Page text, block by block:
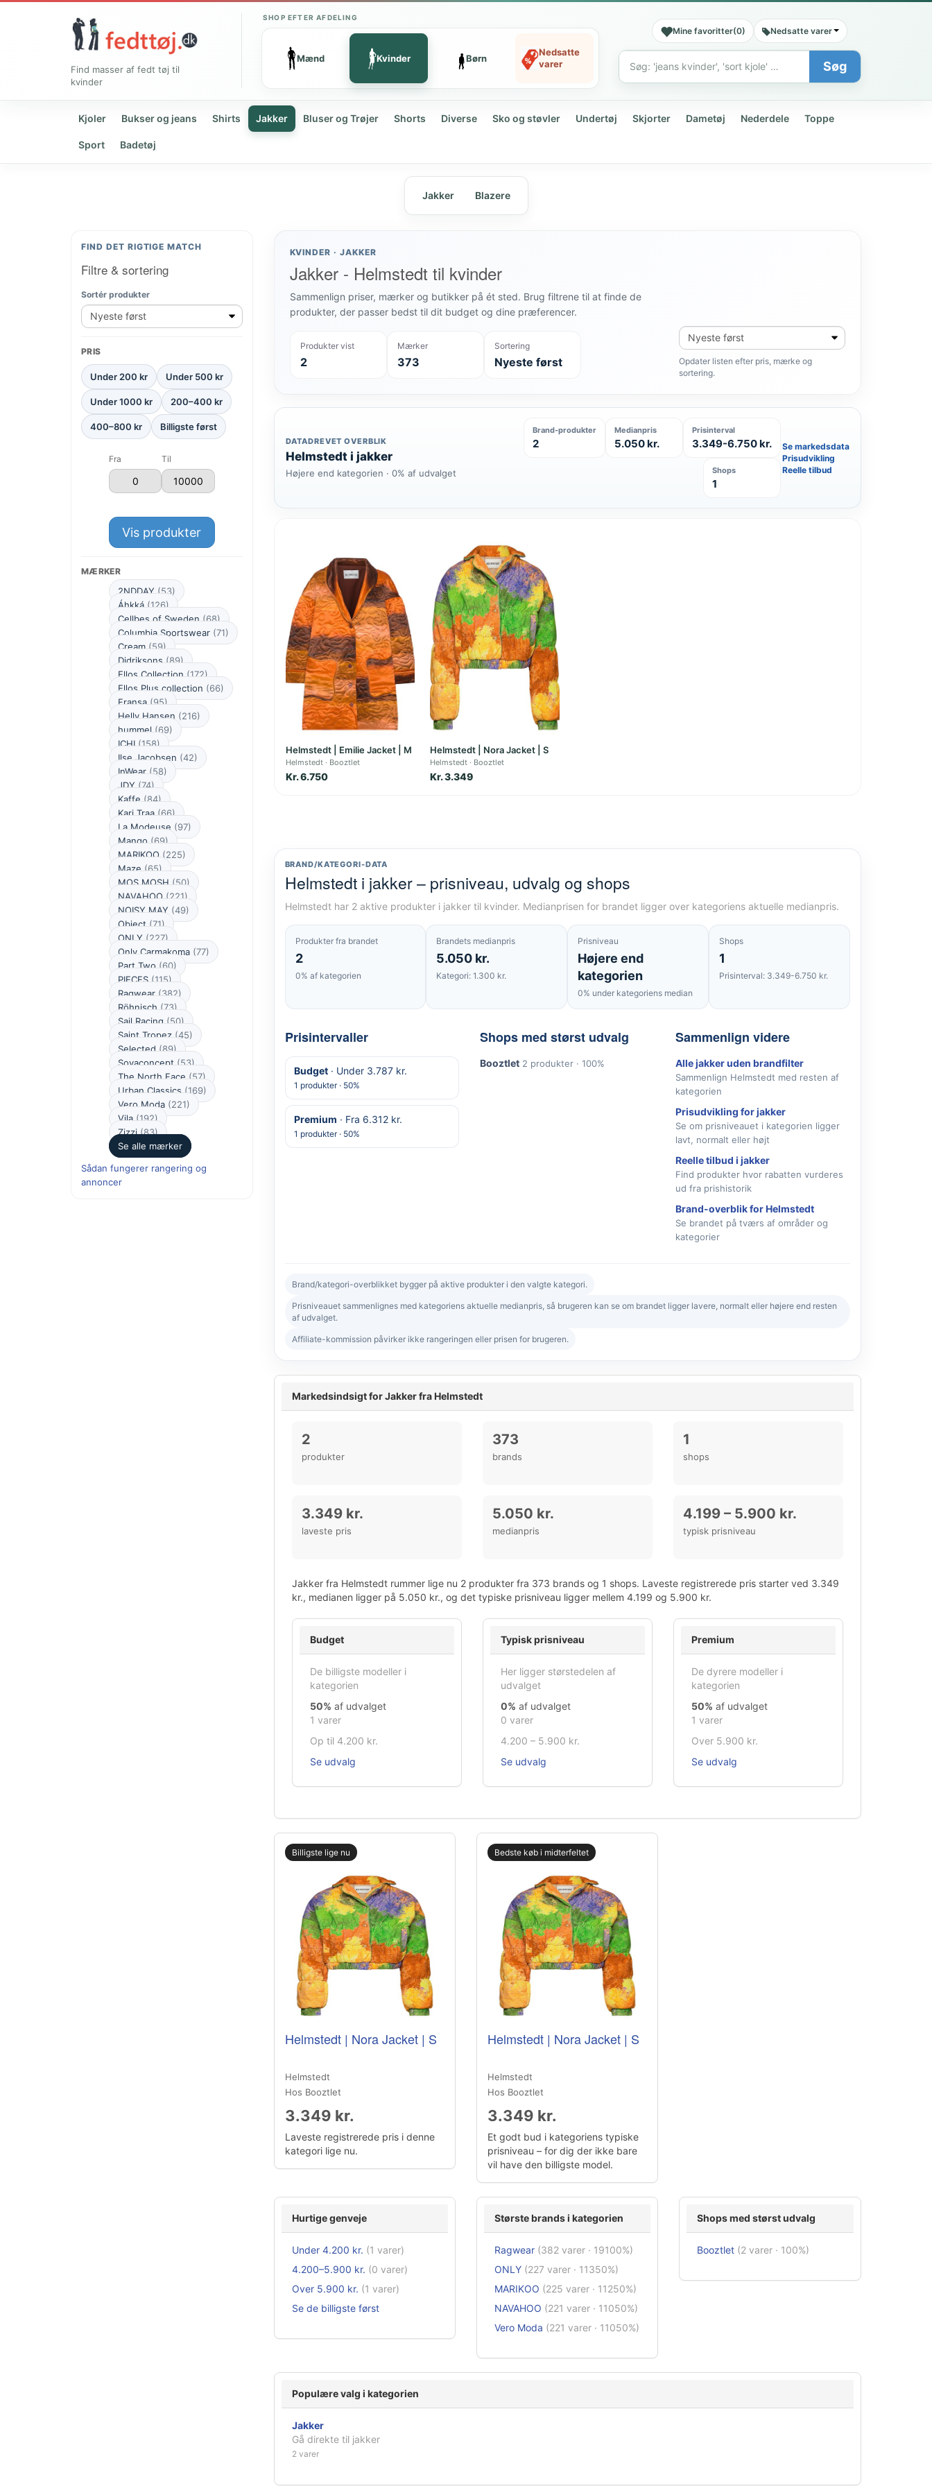
Find masser af fedt tøj til
kvinder
SHOP EFTER AFDELING
Mænd Kvinder Børn
Nedsatte
varer
Mine favoritter(0) Nedsatte varer
Søg
Søg
Kjoler Bukser og jeans Shirts Jakker Bluser og Trøjer Shorts Diverse Sko og støvler Undertøj Skjorter Dametøj Nederdele Toppe
Sport Badetøj
Jakker Blazere
FIND DET RIGTIGE MATCH
Filtre & sortering
Sortér produkter
PRIS
Under 200 kr Under 500 kr
Under 1000 kr 200–400 kr
400–800 kr Billigste først
Fra Til
Vis produkter
MÆRKER
2NDDAY (53)
Áhkká (126)
Cellbes of Sweden (68)
Columbia Sportswear (71)
Cream (59)
Didriksons (89)
Ellos Collection (172)
Ellos Plus collection (66)
Fransa (95)
Helly Hansen (216)
hummel (69)
ICHI (158)
Ilse Jacobsen (42)
InWear (58)
JDY (74)
Kaffe (84)
Kari Traa (66)
La Modeuse (97)
Mango (69)
MARIKOO (225)
Maze (65)
MOS MOSH (50)
NAVAHOO (221)
NOISY MAY (49)
Object (71)
ONLY (227)
Only Carmakoma (77)
Part Two (60)
PIECES (115)
Ragwear (382)
Röhnisch (73)
Sail Racing (50)
Saint Tropez (45)
Selected (89)
Soyaconcept (53)
The North Face (57)
Urban Classics (169)
Vero Moda (221)
Vila (192)
Zizzi(83)
Se alle mærker
Sådan fungerer rangering og
annoncer
KVINDER · JAKKER
Jakker - Helmstedt til kvinder
Sammenlign priser, mærker og butikker på ét sted. Brug filtrene til at finde de
produkter, der passer bedst til dit budget og dine præferencer.
Produkter vist
2
Mærker
373
Sortering
Nyeste først
Sortér
produkter
Opdater listen efter pris, mærke og
sortering.
DATADREVET OVERBLIK
Helmstedt i jakker
Højere end kategorien · 0% af udvalget
Brand-produkter
2
Medianpris
5.050 kr.
Prisinterval
3.349-6.750 kr.
Shops
1
Se markedsdata
Prisudvikling
Reelle tilbud
Helmstedt | Emilie Jacket | M
Helmstedt Booztlet
Kr. 6.750
Helmstedt | Nora Jacket | S
Helmstedt Booztlet
Kr. 3.349
BRAND/KATEGORI-DATA
Helmstedt i jakker – prisniveau, udvalg og shops
Helmstedt har 2 aktive produkter i jakker til kvinder. Medianprisen for brandet ligger over kategoriens aktuelle medianpris.
Produkter fra brandet
2
0% af kategorien
Brandets medianpris
5.050 kr.
Kategori: 1.300 kr.
Prisniveau
Højere end
kategorien
0% under kategoriens median
Shops
1
Prisinterval: 3.349-6.750 kr.
Prisintervaller
Budget· Under 3.787 kr.
1 produkter · 50%
Premium · Fra 6.312 kr.
1 produkter · 50%
Shops med størst udvalg
Booztlet 2 produkter · 100%
Sammenlign videre
Alle jakker uden brandfilter
Sammenlign Helmstedt med resten af
kategorien
Prisudvikling for jakker
Se om prisniveauet i kategorien ligger
lavt, normalt eller højt
Reelle tilbud i jakker
Find produkter hvor rabatten vurderes
ud fra prishistorik
Brand-overblik for Helmstedt
Se brandet på tværs af områder og
kategorier
Brand/kategori-overblikket bygger på aktive produkter i den valgte kategori.
Prisniveauet sammenlignes med kategoriens aktuelle medianpris, så brugeren kan se om brandet ligger lavere, normalt eller højere end resten
af udvalget.
Affiliate-kommission påvirker ikke rangeringen eller prisen for brugeren.
Markedsindsigt for Jakker fra Helmstedt
2
produkter
373
brands
1
shops
3.349 kr.
laveste pris
5.050 kr.
medianpris
4.199 – 5.900 kr.
typisk prisniveau
Jakker fra Helmstedt rummer lige nu 2 produkter fra 373 brands og 1 shops. Laveste registrerede pris starter ved 3.349
kr., medianen ligger på 5.050 kr., og det typiske prisniveau ligger mellem 4.199 og 5.900 kr.
Budget
De billigste modeller i
kategorien
50% af udvalget
1 varer
Op til 4.200 kr.
Se udvalg
Typisk prisniveau
Her ligger størstedelen af
udvalget
0% af udvalget
0 varer
4.200 – 5.900 kr.
Se udvalg
Premium
De dyrere modeller i
kategorien
50% af udvalget
1 varer
Over 5.900 kr.
Se udvalg
Billigste lige nu
Helmstedt | Nora Jacket | S
Helmstedt
Hos Booztlet
3.349 kr.
Laveste registrerede pris i denne
kategori lige nu.
Bedste køb i midterfeltet
Helmstedt | Nora Jacket | S
Helmstedt
Hos Booztlet
3.349 kr.
Et godt bud i kategoriens typiske
prisniveau – for dig der ikke bare
vil have den billigste model.
Hurtige genveje
Under 4.200 kr. (1 varer)
4.200–5.900 kr. (0 varer)
Over 5.900 kr. (1 varer)
Se de billigste først
Største brands i kategorien
Ragwear (382 varer · 19100%)
ONLY (227 varer · 11350%)
MARIKOO (225 varer · 11250%)
NAVAHOO (221 varer · 11050%)
Vero Moda (221 varer · 11050%)
Shops med størst udvalg
Booztlet (2 varer · 100%)
Populære valg i kategorien
Jakker
Gå direkte til jakker
2 varer